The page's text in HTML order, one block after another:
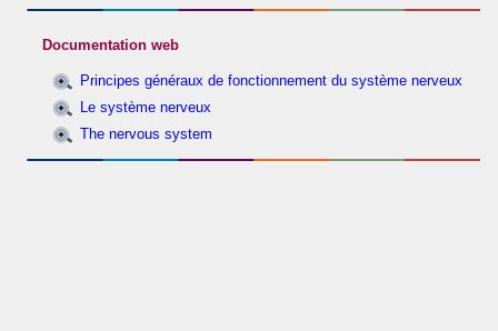
Documentation web
Principes généraux de fonctionnement du système nerveux
Le système nerveux
The nervous system